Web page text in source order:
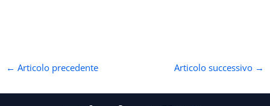
← Articolo precedente Articolo successivo →